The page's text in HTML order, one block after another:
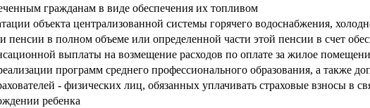
гражданам в виде обеспечения их топливом
объекта централизованной системы горячего водоснабжения,
пенсии в полном объеме или определенной части этой пенсии в счет
выплаты на возмещение расходов по оплате за жилое
программ среднего профессионального образования, а также
- физических лиц, обязанных уплачивать страховые взносы в
ребенка